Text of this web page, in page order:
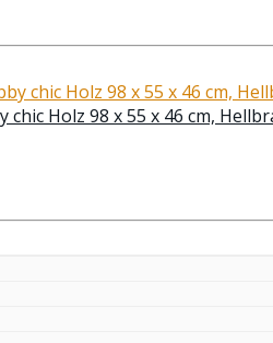
chic Holz 98 x 55 x 46 cm,